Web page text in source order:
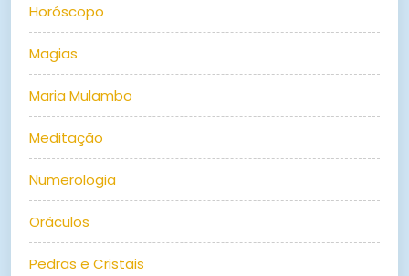
Horóscopo
Magias
Maria Mulambo
Meditação
Numerologia
Oráculos
Pedras e Cristais